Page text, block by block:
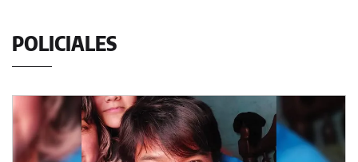
POLICIALES